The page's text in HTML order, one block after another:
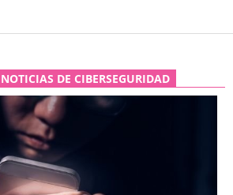
DE CIBERSEGURIDAD